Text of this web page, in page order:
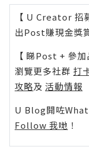
【 U Creator 招
出Post賺現金獎
【 睇Post + 參加
瀏覽更多社群 打
攻略及 活動情報
U Blog開咗
Follow 我哋 ！